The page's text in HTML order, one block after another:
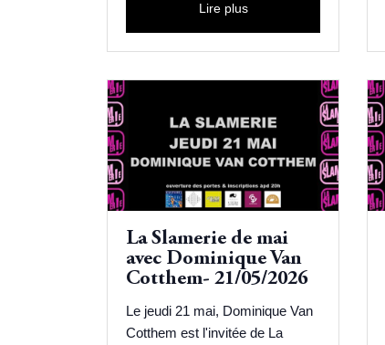
Lire plus
La Slamerie de mai
avec Dominique Van
Cotthem- 21/05/2026
Le jeudi 21 mai, Dominique Van
Cotthem est l'invitée de La